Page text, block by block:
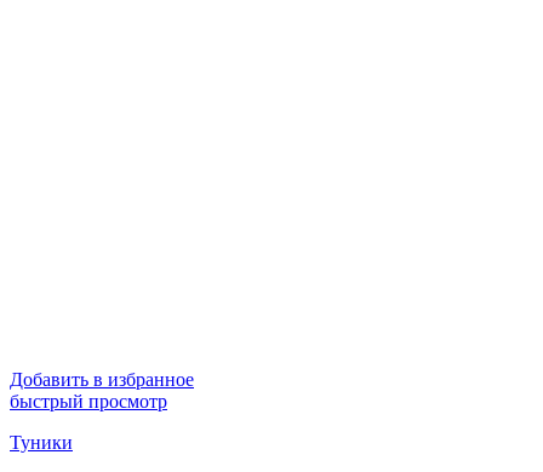
Добавить в избранное
быстрый просмотр
Туники